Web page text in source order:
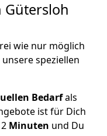
Gütersloh
wie nur möglich
speziellen
Bedarfals
ist für Dich
Minuten und Du